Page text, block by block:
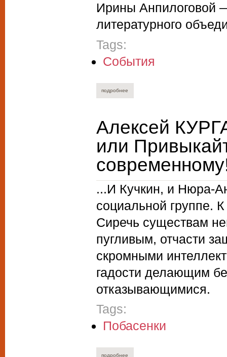
Ирины Анпилоговой
литературного
Tags:
События
подробнее
Алексей
или
...И Кучкин, и Нюра-
социальной группе.
Сиречь существам
пугливым, отчасти
скромными
гадости делающим
отказывающимися.
Tags:
Побасенки
подробнее